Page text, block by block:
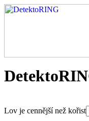
Lov je cennější než kořist